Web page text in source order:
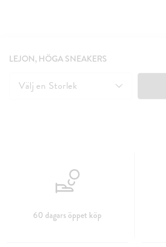
LEJON, HÖGA SNEAKERS
Välj en Storlek
60 dagars öppet köp